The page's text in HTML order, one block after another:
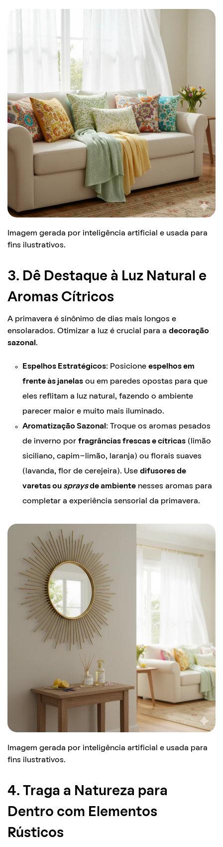
Imagem gerada por inteligência artificial e usada para
fins ilustrativos.
3. Dê Destaque à Luz Natural e
Aromas Cítricos
A primavera é sinônimo de dias mais longos e
ensolarados. Otimizar a luz é crucial para a decoração
sazonal .
Espelhos Estratégicos: Posicione espelhos em
frente às janelas ou em paredes opostas para que
eles reflitam a luz natural, fazendo o ambiente
parecer maior e muito mais iluminado.
Aromatização Sazonal: Troque os aromas pesados
de inverno por fragrâncias frescas e cítricas (limão
siciliano, capim-limão, laranja) ou florais suaves
(lavanda, flor de cerejeira). Use difusores de
varetas ou spraysde ambiente nesses aromas para
completar a experiência sensorial da primavera.
Imagem gerada por inteligência artificial e usada para
fins ilustrativos.
4. Traga a Natureza para
Dentro com Elementos
Rústicos